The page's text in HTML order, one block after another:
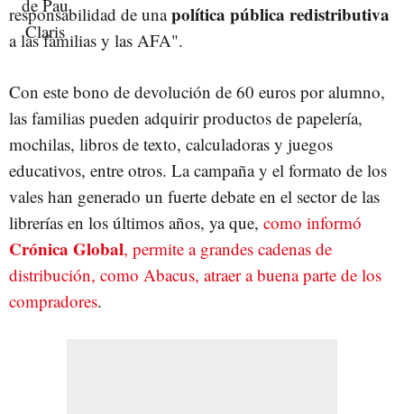
responsabilidad de unapolítica pública redistributiva
a las familias y las AFA".
Con este bono de devolución de 60 euros por alumno,
las familias pueden adquirir productos de papelería,
mochilas, libros de texto, calculadoras y juegos
educativos, entre otros. La campaña y el formato de los
vales han generado un fuerte debate en el sector de las
librerías en los últimos años, ya que, como informó
Crónica Global, permite a grandes cadenas de
distribución, como Abacus, atraer a buena parte de los
compradores.